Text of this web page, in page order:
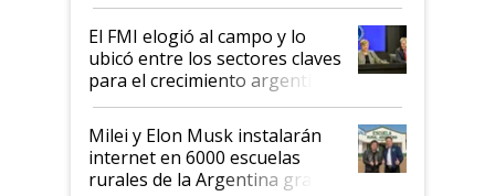
de Milei
El FMI elogió al campo y lo
ubicó entre los sectores claves
para el crecimiento argentino
Milei y Elon Musk instalarán
internet en 6000 escuelas
rurales de la Argentina gracias